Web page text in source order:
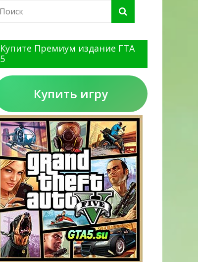
Купите Премиум издание ГТА
5
Купить игру